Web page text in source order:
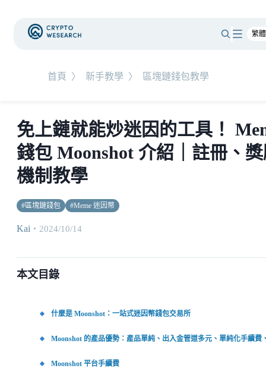
首頁 〉 新手教學 〉 區塊鏈錢包教學
免上鏈就能炒迷因的工具！
錢包 Moonshot 介紹｜註冊、
機制教學
#區塊鏈錢包 #Meme 迷因幣
Kai ・ 2024/10/14
本文目錄
什麼是 Moonshot：一站式迷因幣錢包交易所
Moonshot 的產品優勢：產品單純、出入金管道多元、單純化手續費
Moonshot 平台手續費